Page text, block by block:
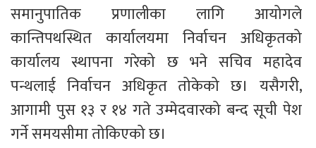
समानुपातिक प्रणालीका लागि आयोगले
कान्तिपथस्थित कार्यालयमा निर्वाचन अधिकृतको
कार्यालय स्थापना गरेको छ भने सचिव महादेव
पन्थलाई निर्वाचन अधिकृत तोकेको छ। यसैगरी,
आगामी पुस १३ र १४ गते उम्मेदवारको बन्द सूची पेश
गर्ने समयसीमा तोकिएको छ।